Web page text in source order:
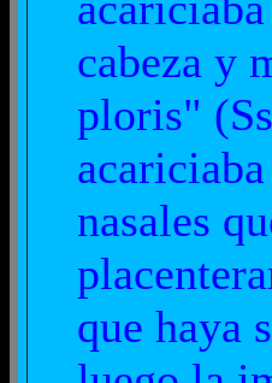
cabeza y
ploris"
nasales
que haya